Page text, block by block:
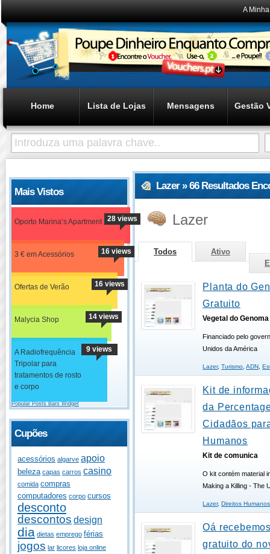
A
Home Lista de Lojas Mensagens Gestão
Mais Vistos
Oporto Marina’s Apartment 28 views
3 € em Acessórios 16 views
Ofertas de Verão 16 views
Malycia Shop 14 views
A Radiofrequência
Tripolar para
tratamentos de rosto
e corpo
9 views
Popular Posts Bars Widget
Cupões
acessórios algarve apoio
beleza capas carros casino
comida compras
computadores corpo cursos
desconto
descontos design
dia dietas emprego férias
jogos lar licores loja online
Lazer » 66 Resultados
Lazer
Todos
Ativo
Planta do
Gratuito
Vegetal do
Financiado pelo
Unidos da América
Lazer,Turismo,ADN,
Kit de
da
Cidadãos
Humanos
Kit de comunica
O kit contém material
Making a Killing - The
Lazer, Direitos Humanos
Oá
gratuito do